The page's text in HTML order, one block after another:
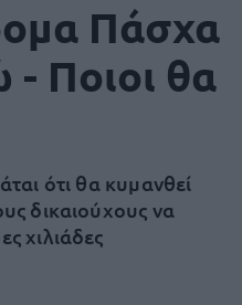
Πάσχα
Ποιοι θα
ότι θα κυμανθεί
δικαιούχους να
χιλιάδες